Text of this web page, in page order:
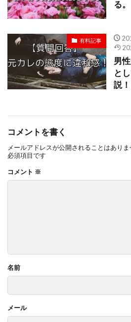
る。
有料記事
男
と
説！
コメントを書く
メールアドレスが公開されることはありま
必須項目です
コメント ※
名前
メール